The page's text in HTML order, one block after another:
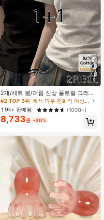
9
2개/세트 봄/여름 신상 플로럴 그레이
+ 블랙 반팔 티셔츠, 여성 슬림핏 솔리
드 컬러 언더셔츠 캐주얼
#2 TOP 3위
에서 피부 친화적 여성 상의, 블라우스 & 티
50+ 명 "좋은 원단 소재"
높은 재방문 고객
#2 TOP 3위
에서 피부 친화적 여성 상의, 블라우스 & 티
50+ 명 "좋은 원단 소재"
높은 재방문 고객
#2 TOP 3위
에서 피부 친화적 여성 상의, 블라우스 & 티
50+ 명 "좋은 원단 소재"
높은 재방문 고객
#2 TOP 3위
에서 피부 친화적 여성 상의, 블라우스 & 티
높은 재방문 고객
1.9k+ 판매됨 (1000+)
8,733원 -30%